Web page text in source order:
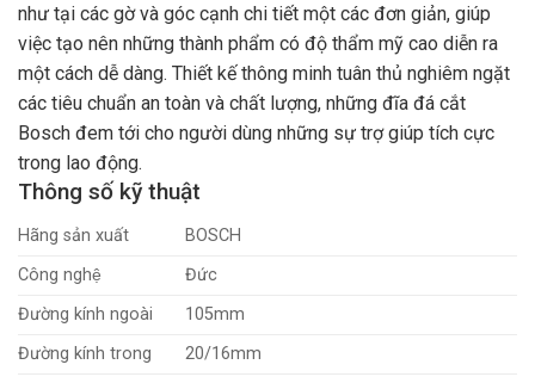
như tại các gờ và góc cạnh chi tiết một các đơn giản, giúp
việc tạo nên những thành phẩm có độ thẩm mỹ cao diễn ra
một cách dễ dàng. Thiết kế thông minh tuân thủ nghiêm ngặt
các tiêu chuẩn an toàn và chất lượng, những đĩa đá cắt
Bosch đem tới cho người dùng những sự trợ giúp tích cực
trong lao động.
Thông số kỹ thuật
Hãng sản xuất
BOSCH
Công nghệ
Đức
Đường kính ngoài
105mm
Đường kính trong
20/16mm